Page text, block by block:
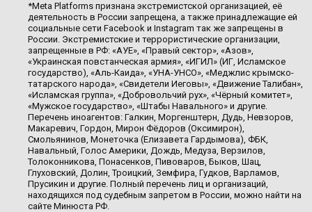
*Meta Platforms признана экстремистской организацией, её
деятельность в России запрещена, а также принадлежащие ей
социальные сети Facebook и Instagram так же запрещены в
России. Экстремистские и террористические организации,
запрещенные в РФ: «АУЕ», «Правый сектор», «Азов»,
«Украинская повстанческая армия», «ИГИЛ» (ИГ, Исламское
государство), «Аль-Каида», «УНА-УНСО», «Меджлис крымско-
татарского народа», «Свидетели Иеговы», «Движение Талибан»,
«Исламская группа», «Добровольчий рух», «Чёрный комитет»,
«Мужское государство», «Штабы Навального» и другие.
Перечень иноагентов: Галкин, Моргенштерн, Дудь, Невзоров,
Макаревич, Гордон, Мирон Фёдоров (Оксимирон),
Смольянинов, Монеточка (Елизавета Гардымова), ФБК,
Навальный, Голос Америки, Дождь, Медуза, Верзилов,
Толоконникова, Понасенков, Пивоваров, Быков, Шац,
Глуховский, Долин, Троицкий, Земфира, Гудков, Варламов,
Прусикин и другие. Полный перечень лиц и организаций,
находящихся под судебным запретом в России, можно найти на
сайте Минюста РФ.